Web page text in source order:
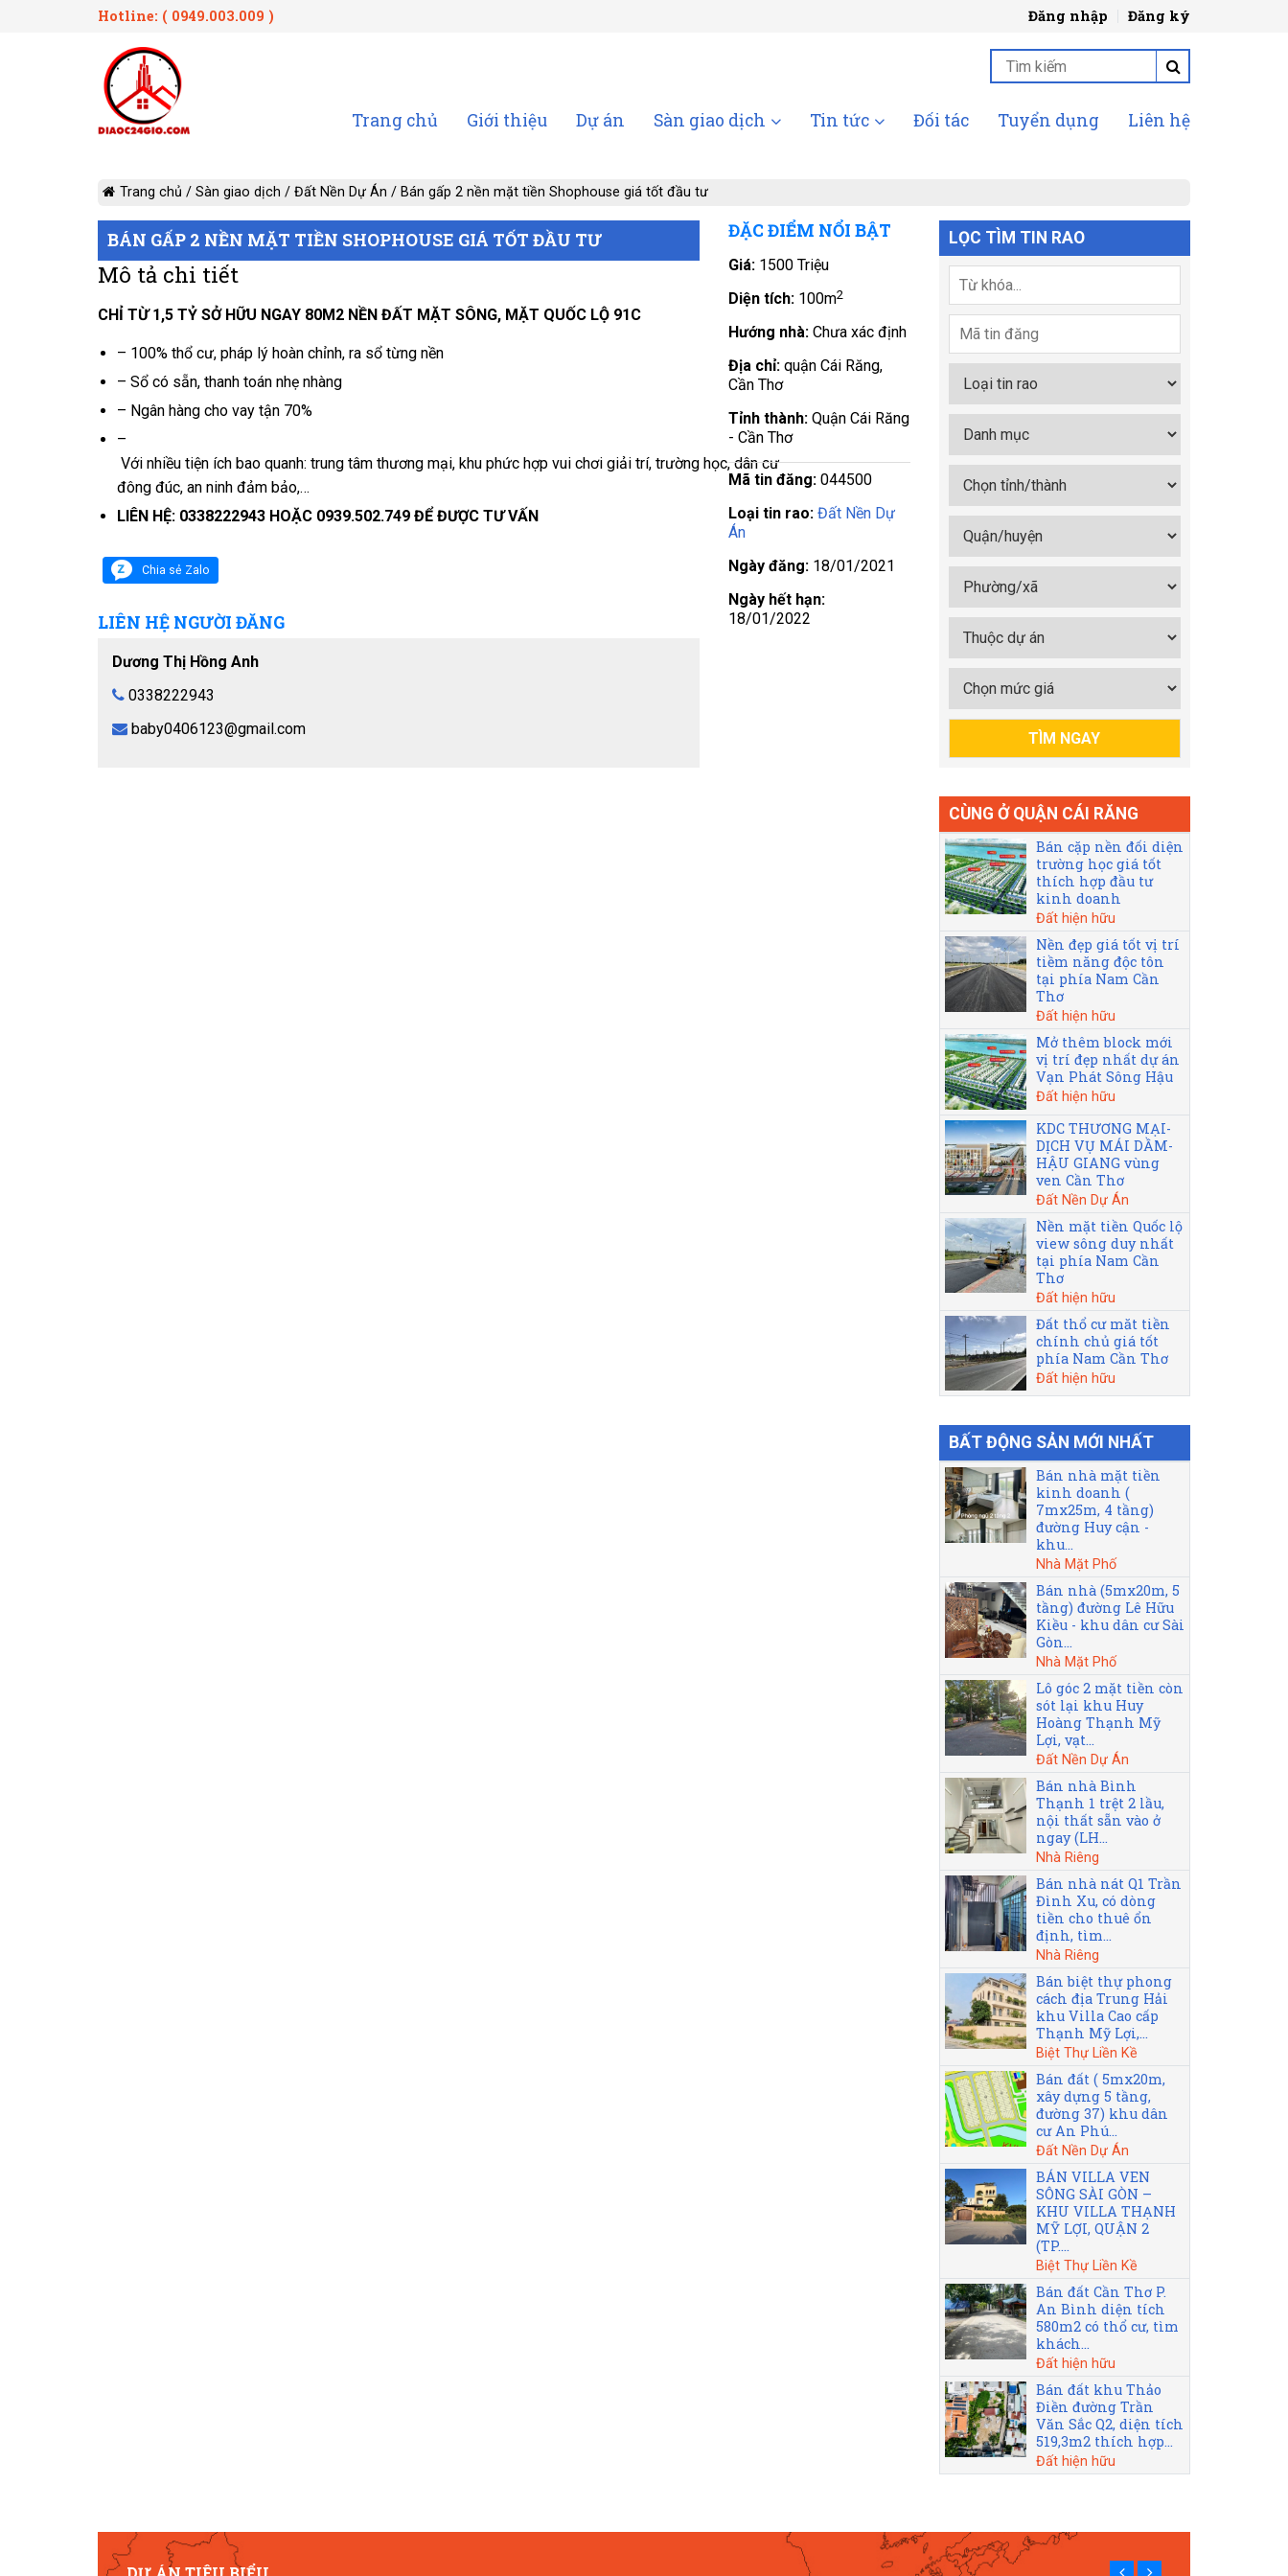
Hotline: ( 0949.003.009 ) Đăng nhập Đăng ký
Trang chủ Giới thiệu Dự án Sàn giao dịch Tin tức Đối tác Tuyển dụng Liên hệ
Trang chủ / Sàn giao dịch / Đất Nền Dự Án / Bán gấp 2 nền mặt tiền Shophouse giá tốt đầu tư
BÁN GẤP 2 NỀN MẶT TIỀN SHOPHOUSE GIÁ TỐT ĐẦU TƯ
Mô tả chi tiết
CHỈ TỪ 1,5 TỶ SỞ HỮU NGAY 80M2 NỀN ĐẤT MẶT SÔNG, MẶT QUỐC LỘ 91C
– 100% thổ cư, pháp lý hoàn chỉnh, ra sổ từng nền
– Sổ có sẵn, thanh toán nhẹ nhàng
– Ngân hàng cho vay tận 70%
–
Với nhiều tiện ích bao quanh: trung tâm thương mại, khu phức hợp vui chơi giải trí, trường học, dân cư
đông đúc, an ninh đảm bảo,…
LIÊN HỆ: 0338222943 HOẶC 0939.502.749 ĐỂ ĐƯỢC TƯ VẤN
Chia sẻ Zalo
LIÊN HỆ NGƯỜI ĐĂNG
Dương Thị Hồng Anh
0338222943
baby0406123@gmail.com
ĐẶC ĐIỂM NỔI BẬT
Giá: 1500 Triệu
Diện tích: 100m2
Hướng nhà:Chưa xác định
Địa chỉ:quận Cái Răng,
Cần Thơ
Tỉnh thành:Quận Cái Răng
- Cần Thơ
Mã tin đăng:044500
Loại tin rao:Đất Nền Dự
Án
Ngày đăng: 18/01/2021
Ngày hết hạn:
18/01/2022
LỌC TÌM TIN RAO
CÙNG Ở QUẬN CÁI RĂNG
Bán cặp nền đối diện
trường học giá tốt
thích hợp đầu tư
kinh doanh
Đất hiện hữu
Nền đẹp giá tốt vị trí
tiềm năng độc tôn
tại phía Nam Cần
Thơ
Đất hiện hữu
Mở thêm block mới
vị trí đẹp nhất dự án
Vạn Phát Sông Hậu
Đất hiện hữu
KDC THƯƠNG MẠI-
DỊCH VỤ MÁI DẦM-
HẬU GIANG vùng
ven Cần Thơ
Đất Nền Dự Án
Nền mặt tiền Quốc lộ
view sông duy nhất
tại phía Nam Cần
Thơ
Đất hiện hữu
Đất thổ cư măt tiền
chính chủ giá tốt
phía Nam Cần Thơ
Đất hiện hữu
BẤT ĐỘNG SẢN MỚI NHẤT
Bán nhà mặt tiền
kinh doanh (
7mx25m, 4 tầng)
đường Huy cận -
khu...
Nhà Mặt Phố
Bán nhà (5mx20m, 5
tầng) đường Lê Hữu
Kiều - khu dân cư Sài
Gòn...
Nhà Mặt Phố
Lô góc 2 mặt tiền còn
sót lại khu Huy
Hoàng Thạnh Mỹ
Lợi, vạt...
Đất Nền Dự Án
Bán nhà Bình
Thạnh 1 trệt 2 lầu,
nội thất sẵn vào ở
ngay (LH...
Nhà Riêng
Bán nhà nát Q1 Trần
Đình Xu, có dòng
tiền cho thuê ổn
định, tìm...
Nhà Riêng
Bán biệt thự phong
cách địa Trung Hải
khu Villa Cao cấp
Thạnh Mỹ Lợi,...
Biệt Thự Liền Kề
Bán đất ( 5mx20m,
xây dựng 5 tầng,
đường 37) khu dân
cư An Phú...
Đất Nền Dự Án
BÁN VILLA VEN
SÔNG SÀI GÒN –
KHU VILLA THẠNH
MỸ LỢI, QUẬN 2
(TP....
Biệt Thự Liền Kề
Bán đất Cần Thơ P.
An Bình diện tích
580m2 có thổ cư, tìm
khách...
Đất hiện hữu
Bán đất khu Thảo
Điền đường Trần
Văn Sắc Q2, diện tích
519,3m2 thích hợp...
Đất hiện hữu